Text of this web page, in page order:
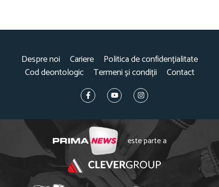
Despre noi Cariere
Politica de confidențialitate
Cod deontologic
Termeni și condiții Contact
este parte a